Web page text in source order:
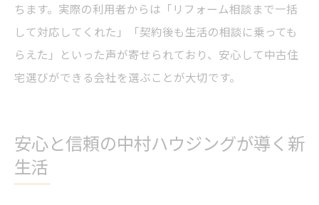
ちます。実際の利用者からは「リフォーム相談まで一括
して対応してくれた」「契約後も生活の相談に乗っても
らえた」といった声が寄せられており、安心して中古住
宅選びができる会社を選ぶことが大切です。
安心と信頼の中村ハウジングが導く新
生活